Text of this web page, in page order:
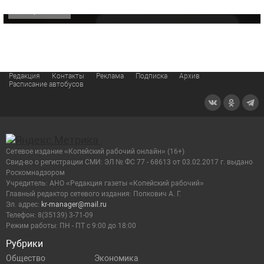
Редакция Контакты Реклама Подписка
Архив
Расписание автобусов
Рубрики
Общество Экономика
Сетевое издание «Копейский рабочий онлайн» (16+)
Cвид-во о регистрации СМИ: ЭЛ № ФС 77 - 68613 от 03.02.2017 г. выдано
Роскомнадзором
Учредитель: АНО «Редакция газеты «Копейский рабочий»
Главный редактор сетевого издания: Попкович А. Г.
Эл. адрес: kr-manager@mail.ru
Телефон: 8(35139) 3-71-09
Режим работы: ПН - ПТ с 9:00 до 18:00